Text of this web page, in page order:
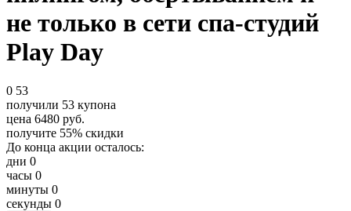
не только в сети спа-студий
Play Day
0 53
получили 53 купона
цена 6480 руб.
получите 55% скидки
До конца акции осталось:
дни 0
часы 0
минуты 0
секунды 0